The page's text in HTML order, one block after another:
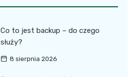
Co to jest backup – do czego
służy?
8 sierpnia 2026